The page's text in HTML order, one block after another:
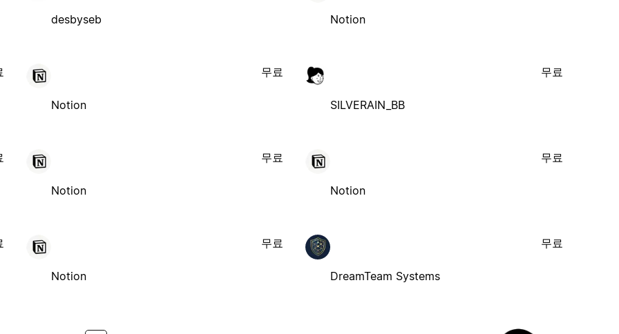
desbyseb Notion
Notion
무료
SILVERAIN_BB
무료
Notion
무료
Notion
무료
Notion
무료
DreamTeam Systems
무료